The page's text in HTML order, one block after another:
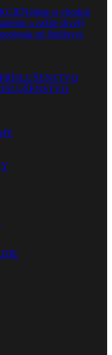
Nájdite si vhodnú
a zažite skvelý
pri štúdiovej,